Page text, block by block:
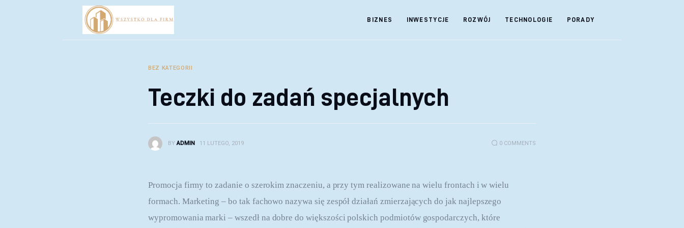
BIZNES INWESTYCJE ROZWÓJ TECHNOLOGIE PORADY
BEZ KATEGORII
Teczki do zadań specjalnych
BY ADMIN 11 LUTEGO, 2019 0 COMMENTS
Promocja firmy to zadanie o szerokim znaczeniu, a przy tym realizowane na wielu frontach i w wielu
formach. Marketing – bo tak fachowo nazywa się zespół działań zmierzających do jak najlepszego
wypromowania marki – wszedł na dobre do większości polskich podmiotów gospodarczych, które